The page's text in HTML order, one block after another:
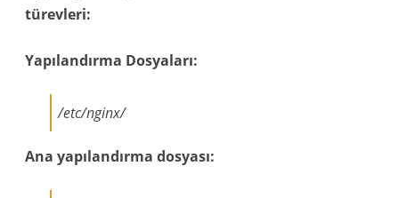
türevleri:
Yapılandırma Dosyaları:
/etc/nginx/
Ana yapılandırma dosyası: